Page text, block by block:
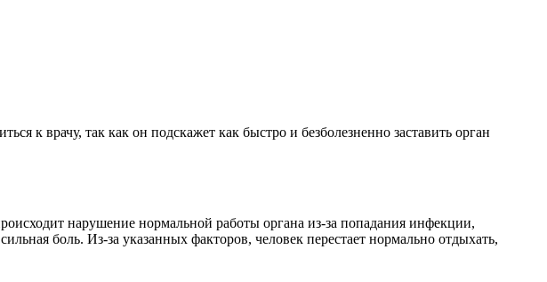
к врачу, так как он подскажет как быстро и безболезненно заставить орган
нарушение нормальной работы органа из-за попадания инфекции,
боль. Из-за указанных факторов, человек перестает нормально отдыхать,